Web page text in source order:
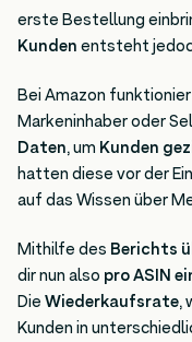
erste Bestellung
Kundenentsteht
Bei Amazon
Markeninhaber oder
Daten, um Kunden
hatten diese vor der
auf das Wissen über
Mithilfe des Berichts
dir nun also pro ASIN
DieWiederkaufsrate,
Kunden in